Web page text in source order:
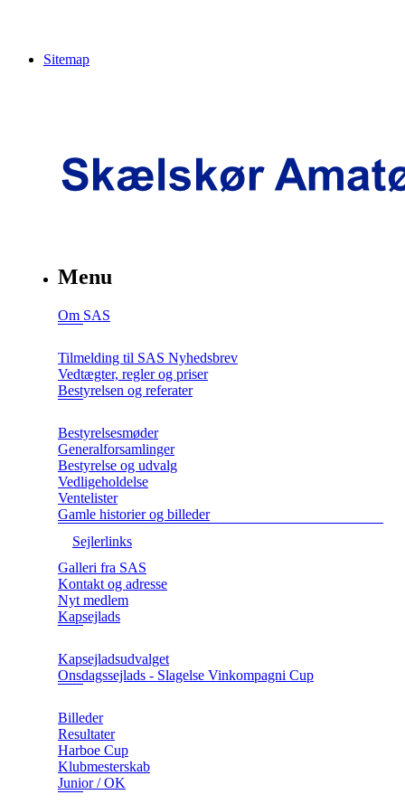
Sitemap
Menu
Om SAS
Tilmelding til SAS Nyhedsbrev
Vedtægter, regler og priser
Bestyrelsen og referater
Bestyrelsesmøder
Generalforsamlinger
Bestyrelse og udvalg
Vedligeholdelse
Ventelister
Gamle historier og billeder
Sejlerlinks
Galleri fra SAS
Kontakt og adresse
Nyt medlem
Kapsejlads
Kapsejladsudvalget
Onsdagssejlads - Slagelse Vinkompagni Cup
Billeder
Resultater
Harboe Cup
Klubmesterskab
Junior / OK